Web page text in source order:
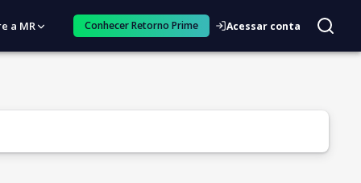
a MR Conhecer Retorno Prime Acessar conta